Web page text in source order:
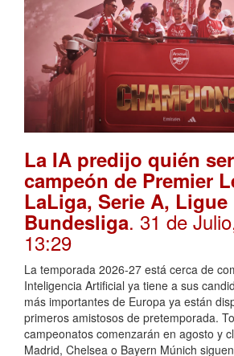
La IA predijo quién
campeón de Premier
LaLiga, Serie A, Ligue
Bundesliga. 31 de
13:29
La temporada 2026-27 está cerca de
Inteligencia Artificial ya tiene a sus
más importantes de Europa ya están
primeros amistosos de pretemporada.
campeonatos comenzarán en agosto y
Madrid, Chelsea o Bayern Múnich